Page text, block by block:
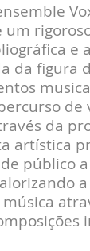
um
e
da figura
de
da
artística
público